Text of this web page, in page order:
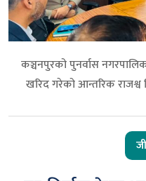
कञ्चनपुरको पुनर्वास
खरिद गरेको आन्तरिक